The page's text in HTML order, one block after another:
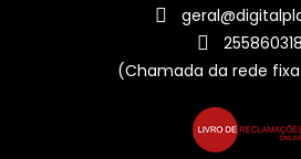
255860318
(Chamada da rede